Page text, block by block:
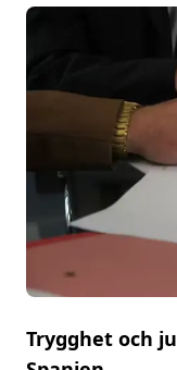
Trygghet och